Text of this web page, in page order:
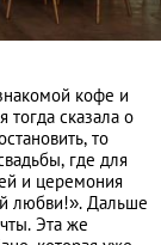
кофе и
сказала о
то
где для
и церемония
любви!». Дальше
Эта же